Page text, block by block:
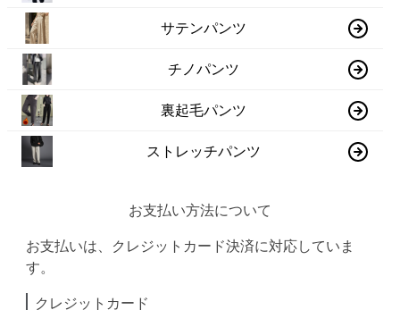
サテンパンツ
チノパンツ
裏起毛パンツ
ストレッチパンツ
お支払い方法について
お支払いは、クレジットカード決済に対応していま
す。
クレジットカード